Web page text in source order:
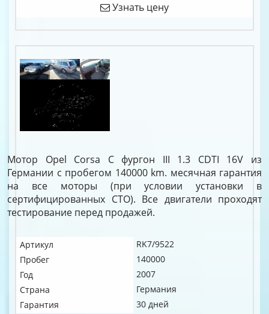
Узнать цену
Мотор Opel Corsa C фургон III 1.3 CDTI 16V из
Германии с пробегом 140000 km. месячная гарантия
на все моторы (при условии установки в
сертифицированных СТО). Все двигатели проходят
тестирование перед продажей.
Артикул
RK7/9522
Пробег
140000
Год
2007
Страна
Германия
Гарантия
30 дней